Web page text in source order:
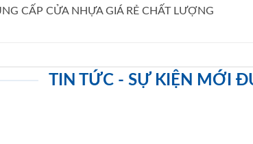
CẤP CỬA NHỰA GIÁ RẺ CHẤT LƯỢNG
TIN TỨC - SỰ KIỆN MỚI